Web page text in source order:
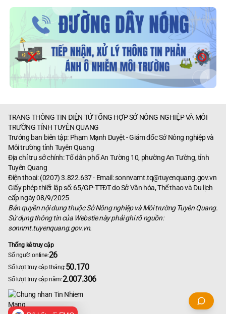
TRANG THÔNG TIN ĐIỆN TỬ TỔNG HỢP SỞ NÔNG NGHIỆP VÀ MÔI
TRƯỜNG TỈNH TUYÊN QUANG
Trưởng ban biên tập: Phạm Mạnh Duyệt - Giám đốc Sở Nông nghiệp và
Môi trường tỉnh Tuyên Quang
Địa chỉ trụ sở chính: Tổ dân phố An Tường 10, phường An Tường, tỉnh
Tuyên Quang
Điện thoại: (0207) 3.822.637 - Email:sonnvamt.tq@tuyenquang.gov.vn
Giấy phép thiết lập số: 65/GP-TTĐT do Sở Văn hóa, Thể thao và Du lịch
cấp ngày 08/9/2025
Bản quyền nội dung thuộc Sở Nông nghiệp và Môi trường Tuyên Quang.
Sử dụng thông tin của Webstie này phải ghi rõ nguồn:
sonnmt.tuyenquang.gov.vn.
Thống kê truy cập
Số người online:26
Số lượt truy cập tháng:50.170
Số lượt truy cập năm:2.007.306